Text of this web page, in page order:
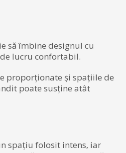
să îmbine designul cu
lucru confortabil.
proporționate și spațiile de
poate susține atât
spațiu folosit intens, iar